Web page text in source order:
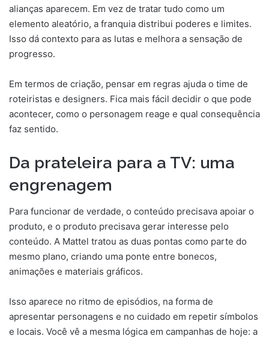
alianças aparecem. Em vez de tratar tudo como um
elemento aleatório, a franquia distribui poderes e limites.
Isso dá contexto para as lutas e melhora a sensação de
progresso.
Em termos de criação, pensar em regras ajuda o time de
roteiristas e designers. Fica mais fácil decidir o que pode
acontecer, como o personagem reage e qual consequência
faz sentido.
Da prateleira para a TV: uma
engrenagem
Para funcionar de verdade, o conteúdo precisava apoiar o
produto, e o produto precisava gerar interesse pelo
conteúdo. A Mattel tratou as duas pontas como parte do
mesmo plano, criando uma ponte entre bonecos,
animações e materiais gráficos.
Isso aparece no ritmo de episódios, na forma de
apresentar personagens e no cuidado em repetir símbolos
e locais. Você vê a mesma lógica em campanhas de hoje: a